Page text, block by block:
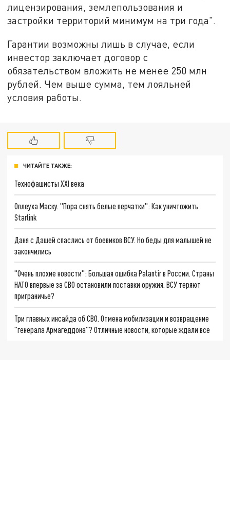
лицензирования, землепользования и
застройки территорий минимум на три года".
Гарантии возможны лишь в случае, если
инвестор заключает договор с
обязательством вложить не менее 250 млн
рублей. Чем выше сумма, тем лояльней
условия работы.
ЧИТАЙТЕ ТАКЖЕ:
Технофашисты XXI века
Оплеуха Маску. "Пора снять белые перчатки": Как уничтожить
Starlink
Даня с Дашей спаслись от боевиков ВСУ. Но беды для малышей не
закончились
"Очень плохие новости": Большая ошибка Palantir в России. Страны
НАТО впервые за СВО остановили поставки оружия. ВСУ теряют
приграничье?
Три главных инсайда об СВО. Отмена мобилизации и возвращение
"генерала Армагеддона"? Отличные новости, которые ждали все